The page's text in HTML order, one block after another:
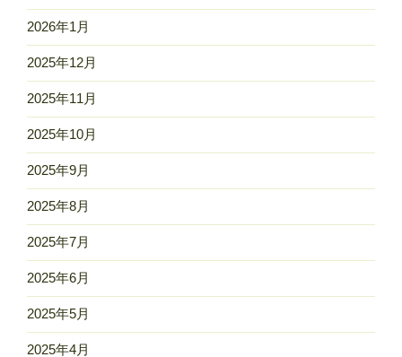
2026年1月
2025年12月
2025年11月
2025年10月
2025年9月
2025年8月
2025年7月
2025年6月
2025年5月
2025年4月